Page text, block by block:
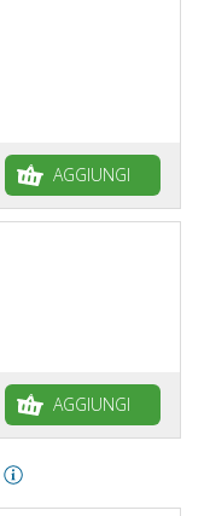
AGGIUNGI
AGGIUNGI